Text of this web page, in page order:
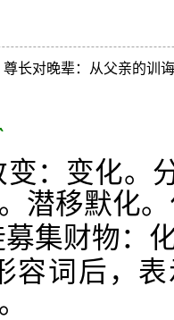
长对晚辈：从父亲的训
：变化。
潜移默化
集财物：
词后，